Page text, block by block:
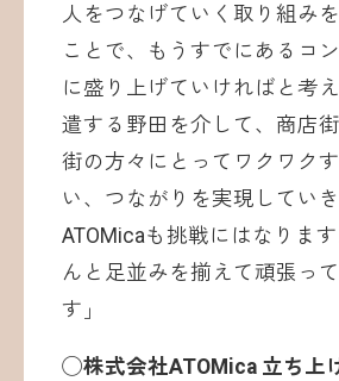
人をつなげていく取り組み
ことで、もうすでにあるコ
に盛り上げていければと考
遣する野田を介して、商店街
街の方々にとってワクワク
い、つながりを実現していき
ATOMicaも挑戦にはなりま
んと足並みを揃えて頑張っ
す」
◯株式会社ATOMica 立ち上